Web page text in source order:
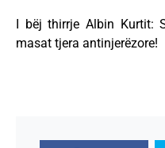
I bëj thirrje Albin Kurtit:
masat tjera antinjerëzore!